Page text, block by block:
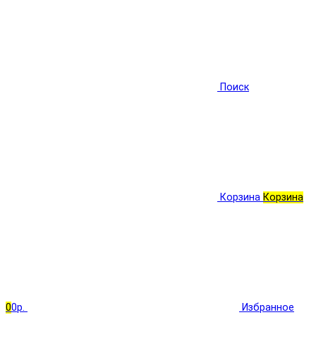
Поиск
Корзина Корзина
00р. Избранное